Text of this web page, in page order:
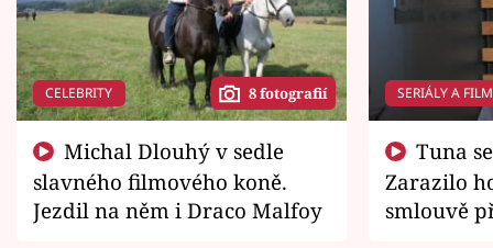
CELEBRITY 8 fotografií
slavného filmového koně.
Jezdil na něm i Draco Malfoy
SERIÁLY A
Zarazilo
smlouvě